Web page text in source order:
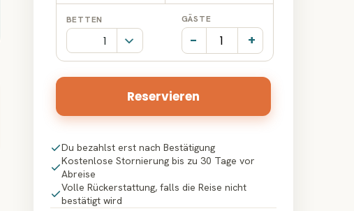
Datumseingabe
BETTEN GÄSTE
- +
Reservieren
Du bezahlst erst nach Bestätigung
Kostenlose Stornierung bis zu 30 Tage vor
Abreise
Volle Rückerstattung, falls die Reise nicht
bestätigt wird